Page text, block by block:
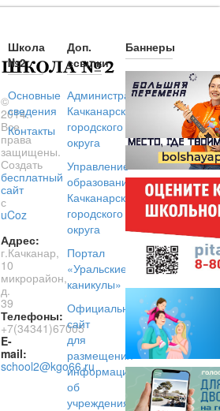
©
2014.
Все
права
защищены.
Создать
бесплатный
сайт
с
uCoz
Адрес:
г.Качканар,
10
микрорайон,
д.
39
Телефоны:
+7(34341)67005
E-
mail:
school2@kgo66.ru
Школа
№2
Основные
сведения
Контакты
Доп.
ссылки
Администрация
Качканарского
городского
округа
Управление
образованием
Качканарского
городского
округа
Портал
«Уральские
каникулы»
Официальный
сайт
для
размещения
информации
об
учреждениях
Баннеры